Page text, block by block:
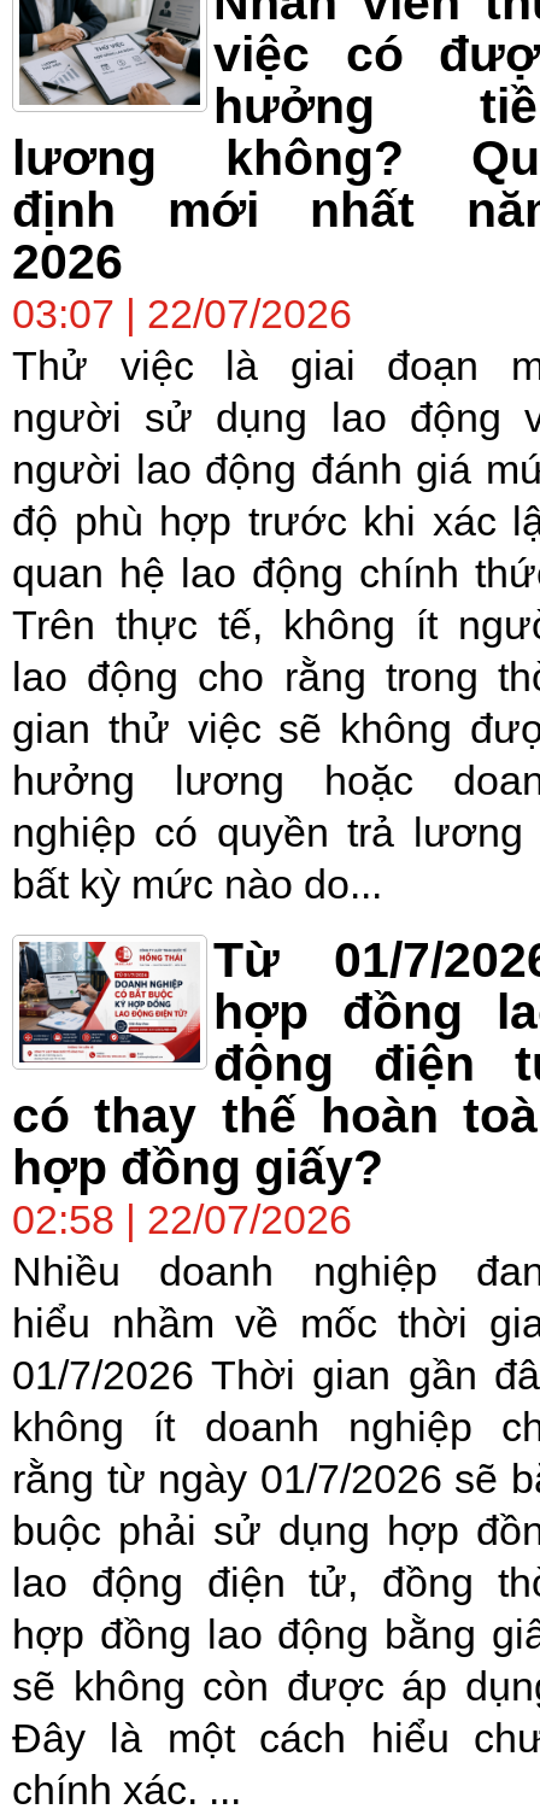
việc có
hưởng
lương không?
định mới nhất
2026
03:07 | 22/07/2026
Thử việc là giai đoạn
người sử dụng lao động
người lao động đánh giá
độ phù hợp trước khi xác
quan hệ lao động chính
Trên thực tế, không ít
lao động cho rằng trong
gian thử việc sẽ không
hưởng lương hoặc
nghiệp có quyền trả lương
bất kỳ mức nào do...
Từ 01/7/
hợp đồng
động điện
có thay thế hoàn
hợp đồng giấy?
02:58 | 22/07/2026
Nhiều doanh nghiệp
hiểu nhầm về mốc thời
01/7/2026 Thời gian gần
không ít doanh nghiệp
rằng từ ngày 01/7/2026 sẽ
buộc phải sử dụng hợp
lao động điện tử, đồng
hợp đồng lao động bằng
sẽ không còn được áp
Đây là một cách hiểu
chính xác. ...